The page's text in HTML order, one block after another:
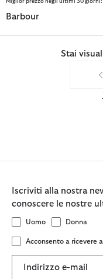
Barbour
Stai
Iscriviti alla nostra
conoscere le nostre
Uomo Donna
Acconsento a ricevere
Indirizzo e-mail